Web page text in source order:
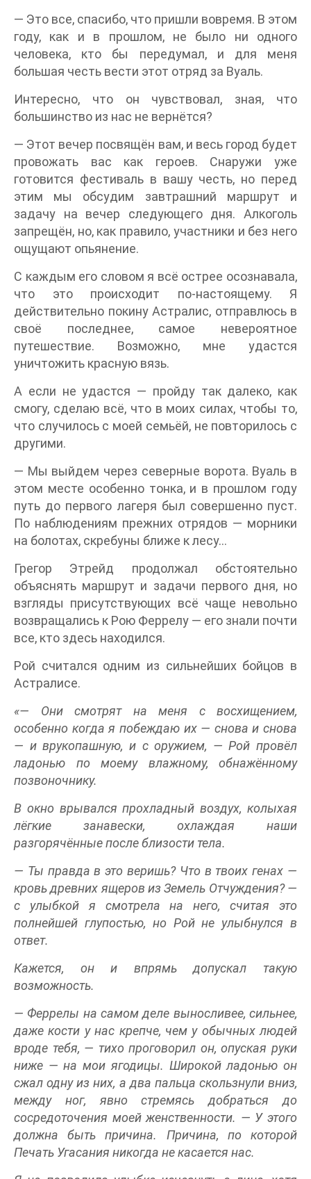
— Это все, спасибо, что пришли вовремя. В этом
году, как и в прошлом, не было ни одного
человека, кто бы передумал, и для меня
большая честь вести этот отряд за Вуаль.
Интересно, что он чувствовал, зная, что
большинство из нас не вернётся?
— Этот вечер посвящён вам, и весь город будет
провожать вас как героев. Снаружи уже
готовится фестиваль в вашу честь, но перед
этим мы обсудим завтрашний маршрут и
задачу на вечер следующего дня. Алкоголь
запрещён, но, как правило, участники и без него
ощущают опьянение.
С каждым его словом я всё острее осознавала,
что это происходит по-настоящему. Я
действительно покину Астралис, отправлюсь в
своё последнее, самое невероятное
путешествие. Возможно, мне удастся
уничтожить красную вязь.
А если не удастся — пройду так далеко, как
смогу, сделаю всё, что в моих силах, чтобы то,
что случилось с моей семьёй, не повторилось с
другими.
— Мы выйдем через северные ворота. Вуаль в
этом месте особенно тонка, и в прошлом году
путь до первого лагеря был совершенно пуст.
По наблюдениям прежних отрядов — морники
на болотах, скребуны ближе к лесу…
Грегор Этрейд продолжал обстоятельно
объяснять маршрут и задачи первого дня, но
взгляды присутствующих всё чаще невольно
возвращались к Рою Феррелу — его знали почти
все, кто здесь находился.
Рой считался одним из сильнейших бойцов в
Астралисе.
«— Они смотрят на меня с восхищением,
особенно когда я побеждаю их — снова и снова
— и врукопашную, и с оружием, — Рой провёл
ладонью по моему влажному, обнажённому
позвоночнику.
В окно врывался прохладный воздух, колыхая
лёгкие занавески, охлаждая наши
разгорячённые после близости тела.
— Ты правда в это веришь? Что в твоих генах —
кровь древних ящеров из Земель Отчуждения? —
с улыбкой я смотрела на него, считая это
полнейшей глупостью, но Рой не улыбнулся в
ответ.
Кажется, он и впрямь допускал такую
возможность.
— Феррелы на самом деле выносливее, сильнее,
даже кости у нас крепче, чем у обычных людей
вроде тебя, — тихо проговорил он, опуская руки
ниже — на мои ягодицы. Широкой ладонью он
сжал одну из них, а два пальца скользнули вниз,
между ног, явно стремясь добраться до
сосредоточения моей женственности. — У этого
должна быть причина. Причина, по которой
Печать Угасания никогда не касается нас.